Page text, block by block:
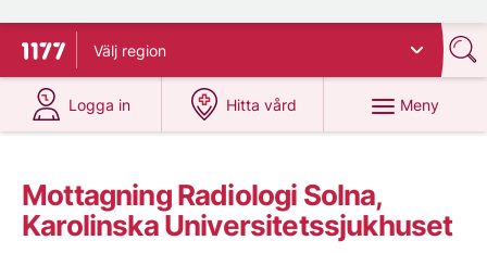
Till startsidan för 1177
Välj region
Logga in
på 1177.se
Hitta vård
på 1177.se
Meny
Mottagning Radiologi Solna,
Karolinska Universitetssjukhuset